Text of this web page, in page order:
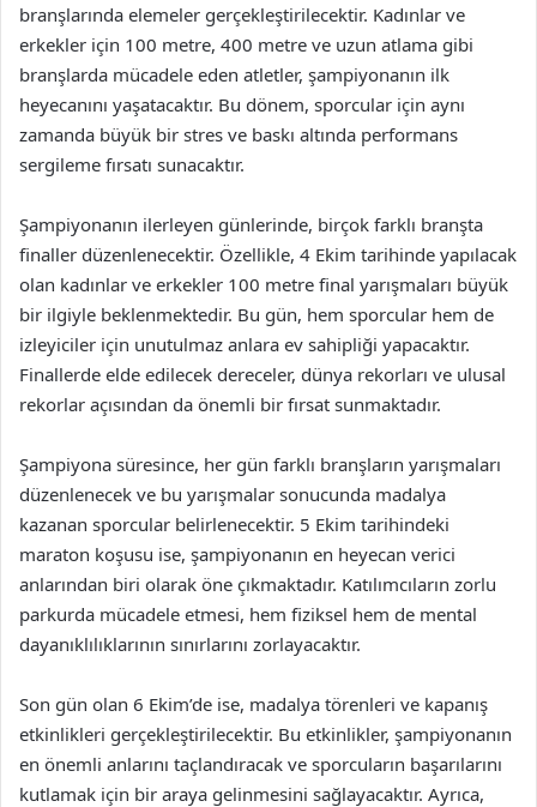
branşlarında elemeler gerçekleştirilecektir. Kadınlar ve
erkekler için 100 metre, 400 metre ve uzun atlama gibi
branşlarda mücadele eden atletler, şampiyonanın ilk
heyecanını yaşatacaktır. Bu dönem, sporcular için aynı
zamanda büyük bir stres ve baskı altında performans
sergileme fırsatı sunacaktır.
Şampiyonanın ilerleyen günlerinde, birçok farklı branşta
finaller düzenlenecektir. Özellikle, 4 Ekim tarihinde yapılacak
olan kadınlar ve erkekler 100 metre final yarışmaları büyük
bir ilgiyle beklenmektedir. Bu gün, hem sporcular hem de
izleyiciler için unutulmaz anlara ev sahipliği yapacaktır.
Finallerde elde edilecek dereceler, dünya rekorları ve ulusal
rekorlar açısından da önemli bir fırsat sunmaktadır.
Şampiyona süresince, her gün farklı branşların yarışmaları
düzenlenecek ve bu yarışmalar sonucunda madalya
kazanan sporcular belirlenecektir. 5 Ekim tarihindeki
maraton koşusu ise, şampiyonanın en heyecan verici
anlarından biri olarak öne çıkmaktadır. Katılımcıların zorlu
parkurda mücadele etmesi, hem fiziksel hem de mental
dayanıklılıklarının sınırlarını zorlayacaktır.
Son gün olan 6 Ekim’de ise, madalya törenleri ve kapanış
etkinlikleri gerçekleştirilecektir. Bu etkinlikler, şampiyonanın
en önemli anlarını taçlandıracak ve sporcuların başarılarını
kutlamak için bir araya gelinmesini sağlayacaktır. Ayrıca,